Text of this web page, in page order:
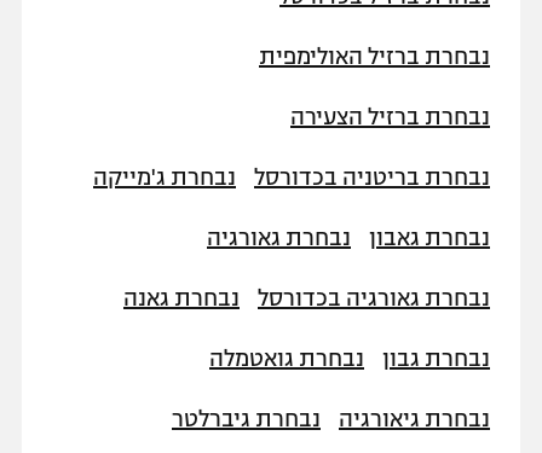
נבחרת ברזיל האולימפית
נבחרת ברזיל הצעירה
נבחרת בריטניה בכדורסל נבחרת ג'מייקה
נבחרת גאבון נבחרת גאורגיה
נבחרת גאורגיה בכדורסל נבחרת גאנה
נבחרת גבון נבחרת גואטמלה
נבחרת גיאורגיה נבחרת גיברלטר